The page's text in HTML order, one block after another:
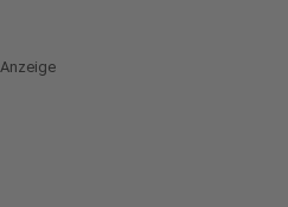
Anzeige